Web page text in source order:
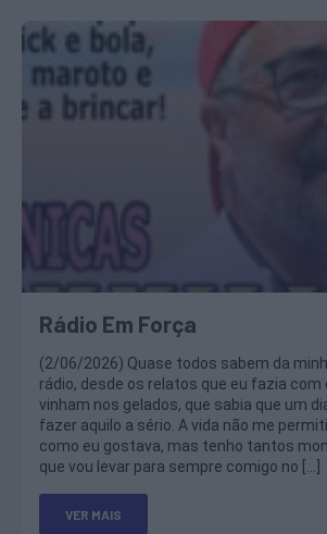
Rádio Em Força
(2/06/2026) Quase todos sabem da
rádio, desde os relatos que eu fazia com
vinham nos gelados, que sabia que um
fazer aquilo a sério. A vida não me
como eu gostava, mas tenho tantos
que vou levar para sempre comigo no […]
VER MAIS